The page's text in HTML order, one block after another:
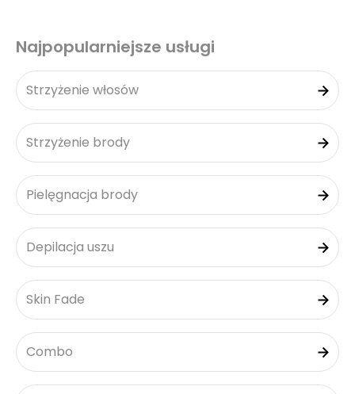
Najpopularniejsze usługi
Strzyżenie włosów
Strzyżenie brody
Pielęgnacja brody
Depilacja uszu
Skin Fade
Combo